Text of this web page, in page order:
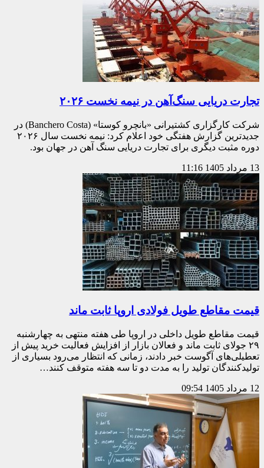
تجارت دریایی سنگ‌آهن در نیمه نخست ۲۰۲۶
شرکت کارگزاری کشتیرانی «بانچرو کوستا» (Banchero Costa) در
جدیدترین گزارش هفتگی خود اعلام کرد: نیمه نخست سال ۲۰۲۶
دوره مثبت دیگری برای تجارت دریایی سنگ آهن در جهان بود.
13 مرداد 1405 11:16
قیمت مقاطع طویل فولادی اروپا ثابت ماند
قیمت مقاطع طویل داخلی در اروپا طی هفته منتهی به چهارشنبه
۲۹ جولای ثابت ماند و فعالان بازار از افزایش فعالیت خرید پیش از
تعطیلی‌های آگوست خبر دادند، زمانی که انتظار می‌رود بسیاری از
تولیدکنندگان تولید را به مدت دو تا سه هفته متوقف کنند…
12 مرداد 1405 09:54